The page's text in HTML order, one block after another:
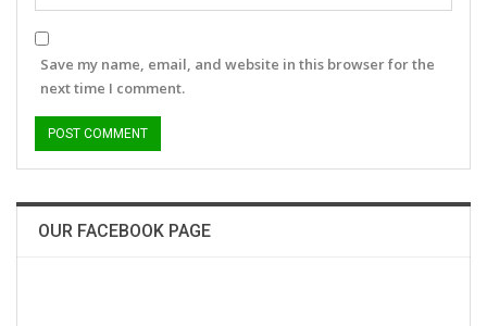
Save my name, email, and website in this browser for the
next time I comment.
OUR FACEBOOK PAGE